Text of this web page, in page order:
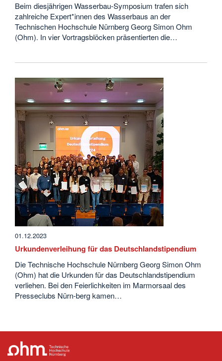
Beim diesjährigen Wasserbau-Symposium trafen sich
zahlreiche Expert*innen des Wasserbaus an der
Technischen Hochschule Nürnberg Georg Simon Ohm
(Ohm). In vier Vortragsblöcken präsentierten die…
01.12.2023
Urkundenverleihung für das Deutschlandstipendium
Die Technische Hochschule Nürnberg Georg Simon Ohm
(Ohm) hat die Urkunden für das Deutschlandstipendium
verliehen. Bei den Feierlichkeiten im Marmorsaal des
Presseclubs Nürn-berg kamen…